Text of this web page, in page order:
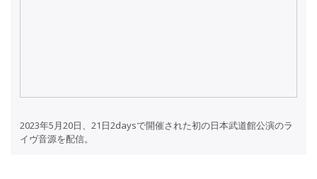
2023年5月20日、21日2daysで開催された初の日本武道館公演のラ
イヴ音源を配信。